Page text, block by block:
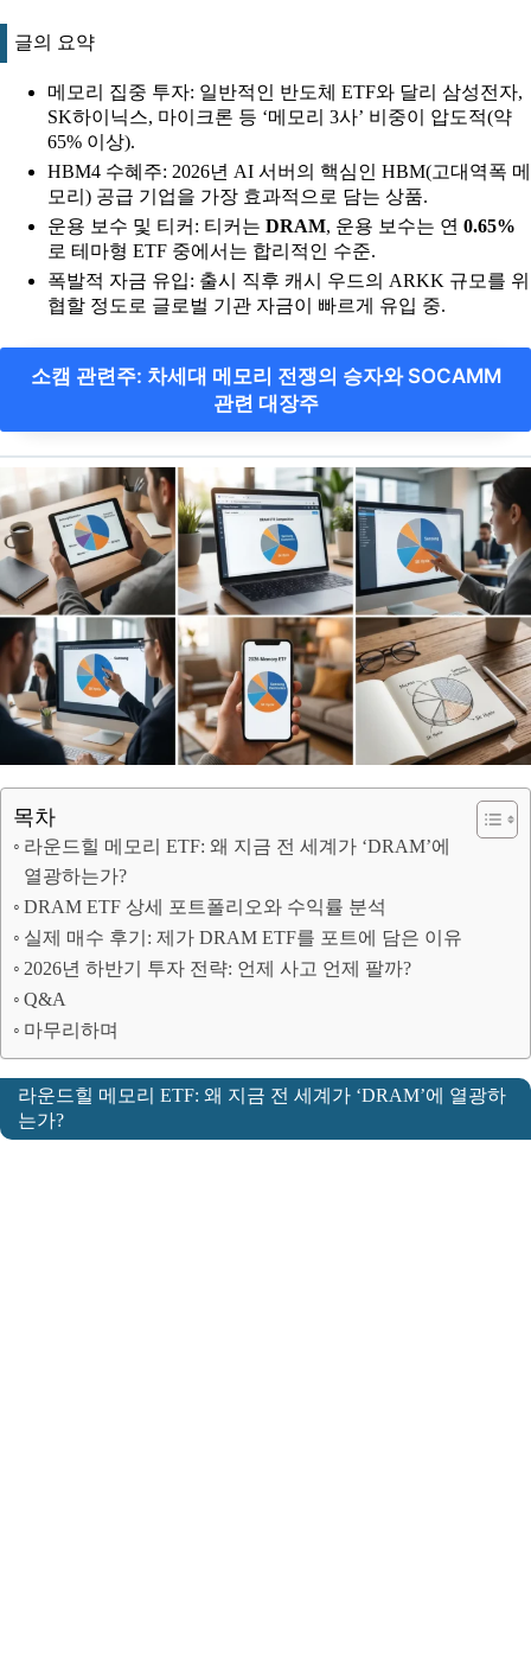
글의 요약
메모리 집중 투자: 일반적인 반도체 ETF와 달리 삼성전자,
SK하이닉스, 마이크론 등 ‘메모리 3사’ 비중이 압도적(약
65% 이상).
HBM4 수혜주: 2026년 AI 서버의 핵심인 HBM(고대역폭 메
모리) 공급 기업을 가장 효과적으로 담는 상품.
운용 보수 및 티커: 티커는 DRAM, 운용 보수는 연 0.65%
로 테마형 ETF 중에서는 합리적인 수준.
폭발적 자금 유입: 출시 직후 캐시 우드의 ARKK 규모를 위
협할 정도로 글로벌 기관 자금이 빠르게 유입 중.
소캠 관련주: 차세대 메모리 전쟁의 승자와 SOCAMM
관련 대장주
목차
라운드힐 메모리 ETF: 왜 지금 전 세계가 ‘DRAM’에
열광하는가?
DRAM ETF 상세 포트폴리오와 수익률 분석
실제 매수 후기: 제가 DRAM ETF를 포트에 담은 이유
2026년 하반기 투자 전략: 언제 사고 언제 팔까?
Q&A
마무리하며
라운드힐 메모리 ETF: 왜 지금 전 세계가 ‘DRAM’에 열광하
는가?